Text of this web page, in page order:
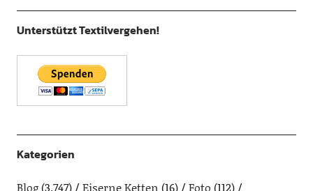
Unterstützt Textilvergehen!
Kategorien
Blog(3.747) Eiserne Ketten (16) Foto (112)